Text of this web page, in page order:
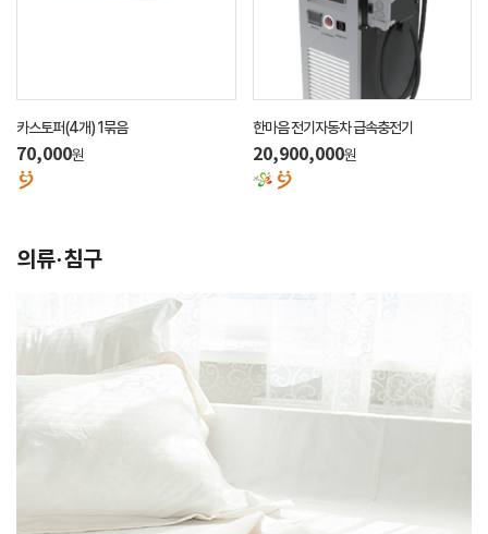
카스토퍼(4개) 1묶음
70,000원
한마음 전기자동차 급속충전기
20,900,000원
의류·침구